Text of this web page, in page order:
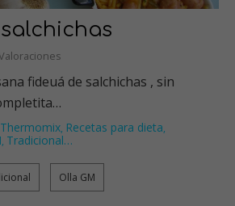
fideuá de salchichas , sin
Thermomix, Recetas para dieta,
, Tradicional…
Olla GM